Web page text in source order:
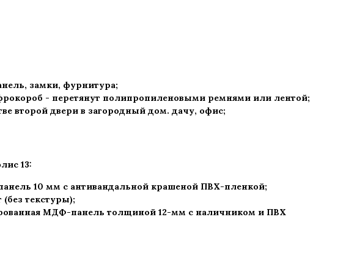
замки, фурнитура;
- перетянут полипропиленовыми ремнями или лентой;
второй двери в загородный дом. дачу, офис;
13:
10 мм с антивандальной крашеной ПВХ-пленкой;
(без текстуры);
МДФ-панель толщиной 12-мм с наличником и ПВХ